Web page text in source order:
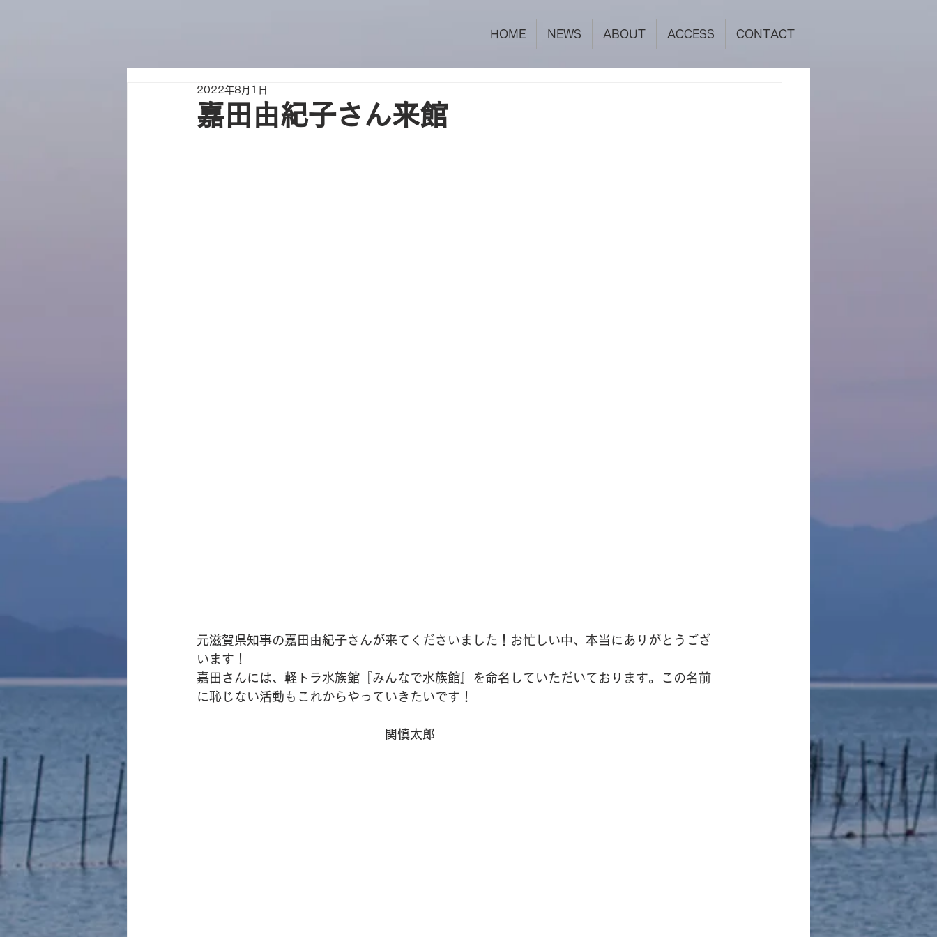
HOME NEWS ABOUT ACCESS CONTACT
嘉田由紀子さん来館
2022年8月1日
元滋賀県知事の嘉田由紀子さんが来てくださいました！お忙しい中、本当にありがとうござ
います！
嘉田さんには、軽トラ水族館『みんなで水族館』を命名していただいております。この名前
に恥じない活動もこれからやっていきたいです！
関慎太郎